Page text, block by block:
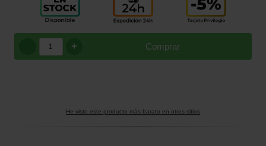
Comprar
+
He visto este producto más barato en otros sitios